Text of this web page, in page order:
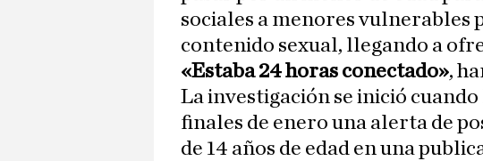
sociales a menores vulnerables
contenido sexual, llegando a
«Estaba 24 horas conectado»,
La investigación se inició
finales de enero una alerta de
de 14 años de edad en una